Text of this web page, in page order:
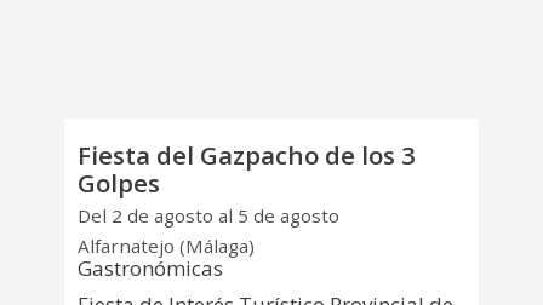
Fiesta del Gazpacho de los 3
Golpes
Del 2 de agosto al 5 de agosto
Alfarnatejo (Málaga)
Gastronómicas